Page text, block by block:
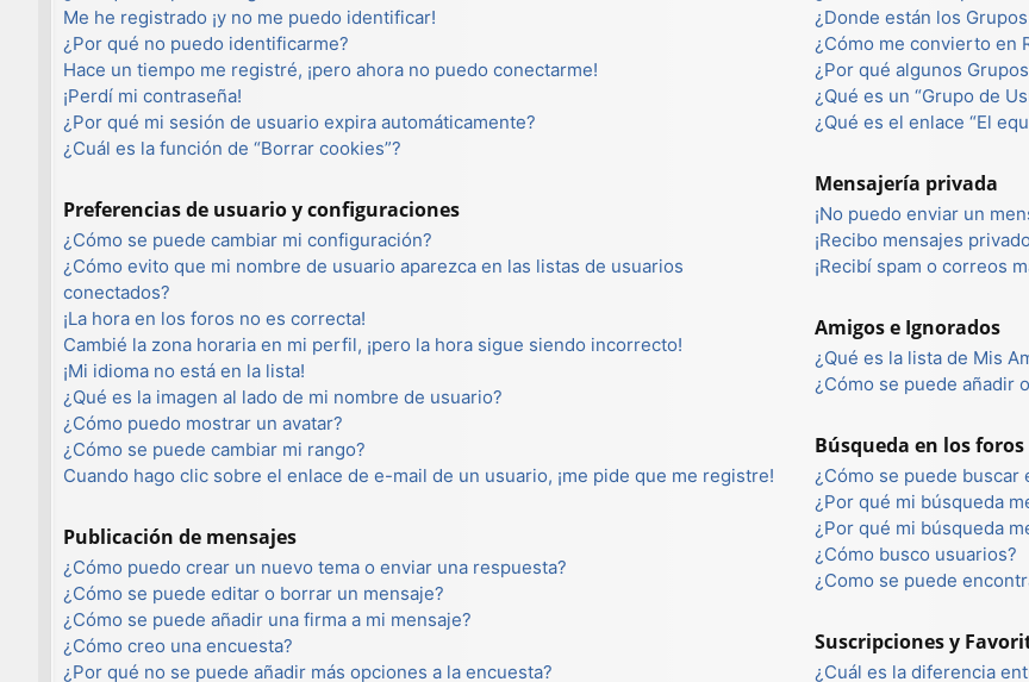
Me he registrado ¡y no me puedo identificar!
¿Por qué no puedo identificarme?
Hace un tiempo me registré, ¡pero ahora no puedo conectarme!
¡Perdí mi contraseña!
¿Por qué mi sesión de usuario expira automáticamente?
¿Cuál es la función de “Borrar cookies”?
Preferencias de usuario y configuraciones
¿Cómo se puede cambiar mi configuración?
¿Cómo evito que mi nombre de usuario aparezca en las listas de usuarios
conectados?
¡La hora en los foros no es correcta!
Cambié la zona horaria en mi perfil, ¡pero la hora sigue siendo incorrecto!
¡Mi idioma no está en la lista!
¿Qué es la imagen al lado de mi nombre de usuario?
¿Cómo puedo mostrar un avatar?
¿Cómo se puede cambiar mi rango?
Cuando hago clic sobre el enlace de e-mail de un usuario, ¡me pide que me registre!
Publicación de mensajes
¿Cómo puedo crear un nuevo tema o enviar una respuesta?
¿Cómo se puede editar o borrar un mensaje?
¿Cómo se puede añadir una firma a mi mensaje?
¿Cómo creo una encuesta?
¿Por qué no se puede añadir más opciones a la encuesta?
¿Donde están los
¿Cómo me convierto en
¿Por qué algunos
¿Qué es un “Grupo de
¿Qué es el enlace “El
Mensajería privada
¡No puedo enviar un
¡Recibo mensajes
¡Recibí spam o correos
Amigos e Ignorados
¿Qué es la lista de Mis
¿Cómo se puede añadir
Búsqueda en los foros
¿Cómo se puede buscar
¿Por qué mi búsqueda
¿Por qué mi búsqueda
¿Cómo busco usuarios?
¿Como se puede
Suscripciones y
¿Cuál es la diferencia